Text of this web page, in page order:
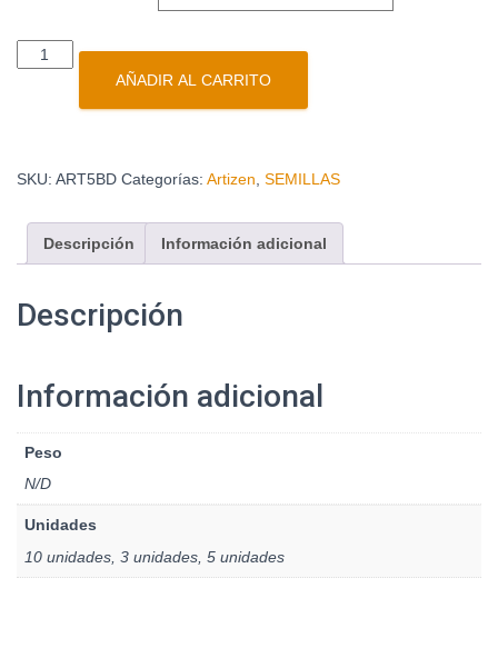
AÑADIR AL CARRITO
SKU: ART5BD Categorías: Artizen SEMILLAS
Descripción Información adicional
Descripción
Información adicional
Peso
N/D
Unidades
10 unidades, 3 unidades, 5 unidades